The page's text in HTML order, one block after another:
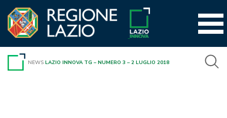
contenuto
NEWS LAZIO INNOVA TG – NUMERO 3 – 2 LUGLIO 2018